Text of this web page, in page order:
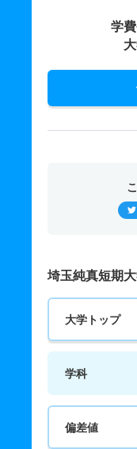
学
埼玉純真短期
大学トップ
学科
偏差値